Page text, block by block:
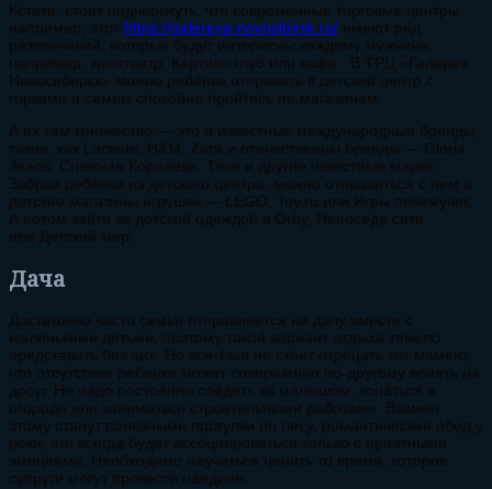
Кстати, стоит подчеркнуть, что современные торговые центры,
например, этот https://galereya-novosibirsk.ru/ имеют ряд
развлечений, которые будут интересны каждому мужчине,
например, кинотеатр, Картинг-клуб или кафе. В ТРЦ «Галерея
Новосибирск» можно ребёнка отправить в детский центр с
горками и самим спокойно пройтись по магазинам.
А их там множество — это и известные международные бренды,
такие, как Lacoste, H&M, Zara и отечественны бренды — Gloria
Jeans, Снежная Королева, Твое и другие известные марки.
Забрав ребёнка из детского центра, можно отправиться с ним в
детские магазины игрушек — LEGO, Toy.ru или Игры почемучек.
А потом зайти за детской одеждой в Orby, Непоседа сити
или Детский мир.
Дача
Достаточно часто семья отправляется на дачу вместе с
маленькими детьми, поэтому такой вариант отдыха тяжело
представить без них. Но все-таки не стоит отрицать тот момент,
что отсутствие ребенка может совершенно по-другому влиять на
досуг. Не надо постоянно следить за малышом, копаться в
огороде или заниматься строительными работами. Взамен
этому станут полезными прогулки по лесу, романтический обед у
реки, что всегда будет ассоциироваться только с приятными
эмоциями. Необходимо научиться ценить то время, которое
супруги могут провести наедине.